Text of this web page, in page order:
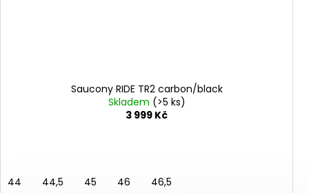
Saucony RIDE TR2 carbon/black
Skladem (>5 ks)
3 999 Kč
44 44,5 45 46 46,5